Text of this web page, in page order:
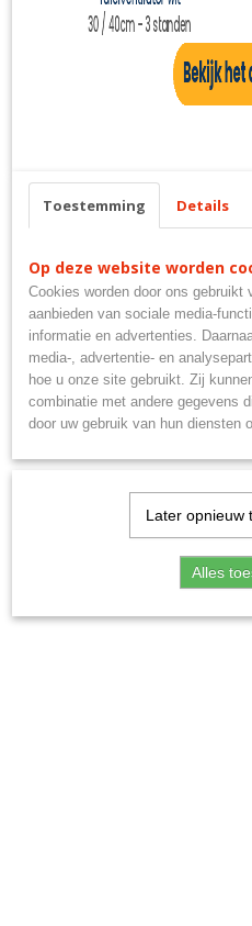
Fotolijst Kyoto 30x40cm - Zilver
Fotolijst Kyoto 18x24cm - Zwart
Toestemming Details
Op deze website worden
Cookies worden door ons gebruikt
aanbieden van sociale media-
informatie en advertenties.
media-, advertentie- en
hoe u onze site gebruikt. Zij
combinatie met andere gegevens
door uw gebruik van hun diensten
Later opnieuw
Alles